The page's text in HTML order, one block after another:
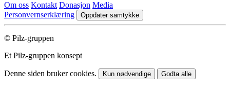
Om oss Kontakt Donasjon Media
Personvernserklæring
Oppdater samtykke
© Pilz-gruppen
Et Pilz-gruppen konsept
Denne siden bruker cookies. Kun nødvendige Godta alle